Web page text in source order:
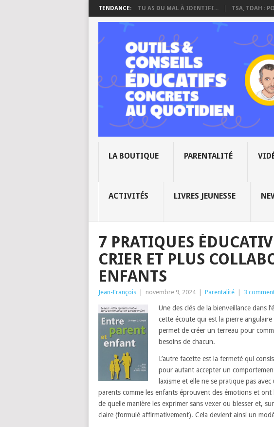
TENDANCE: TU AS DU MAL À IDENTIFI... TSA, TDAH :
LA BOUTIQUE PARENTALITÉ
ACTIVITÉS LIVRES JEUNESSE
7 PRATIQUES
CRIER ET PLUS
ENFANTS
Jean-François novembre 9, 2024 Parentalité 3
Une des clés de la bienveillance dans
cette écoute qui est la pierre
permet de créer un terreau pour
besoins de chacun.
L’autre facette est la fermeté qui
pour autant accepter un
laxisme et elle ne se pratique pas
parents comme les enfants éprouvent des émotions et
de quelle manière les exprimer sans vexer ou blesser et,
claire (formulé affirmativement). Cela devient ainsi un